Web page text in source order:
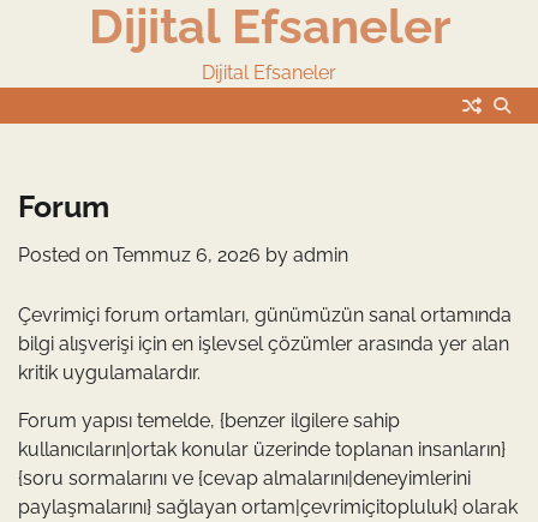
Dijital Efsaneler
Dijital Efsaneler
Forum
Posted on Temmuz 6, 2026 by admin
Çevrimiçi forum ortamları, günümüzün sanal ortamında
bilgi alışverişi için en işlevsel çözümler arasında yer alan
kritik uygulamalardır.
Forum yapısı temelde, {benzer ilgilere sahip
kullanıcıların|ortak konular üzerinde toplanan insanların}
{soru sormalarını ve {cevap almalarını|deneyimlerini
paylaşmalarını} sağlayan ortam|çevrimiçitopluluk} olarak